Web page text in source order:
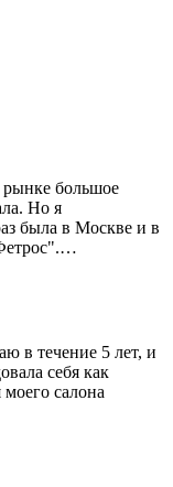
большое
Но я
была в Москве и в
в течение 5 лет, и
себя как
салона